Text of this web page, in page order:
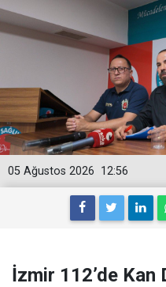
12:56
05 Ağustos 2026
İzmir 112’de Kan